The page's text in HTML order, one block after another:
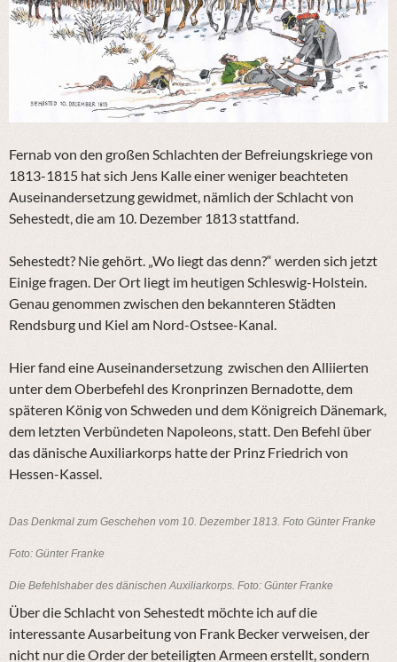
Fernab von den großen Schlachten der Befreiungskriege von
1813-1815 hat sich Jens Kalle einer weniger beachteten
Auseinandersetzung gewidmet, nämlich der Schlacht von
Sehestedt, die am 10. Dezember 1813 stattfand.
Sehestedt? Nie gehört. „Wo liegt das denn?“ werden sich jetzt
Einige fragen. Der Ort liegt im heutigen Schleswig-Holstein.
Genau genommen zwischen den bekannteren Städten
Rendsburg und Kiel am Nord-Ostsee-Kanal.
Hier fand eine Auseinandersetzung zwischen den Alliierten
unter dem Oberbefehl des Kronprinzen Bernadotte, dem
späteren König von Schweden und dem Königreich Dänemark,
dem letzten Verbündeten Napoleons, statt. Den Befehl über
das dänische Auxiliarkorps hatte der Prinz Friedrich von
Hessen-Kassel.
Das Denkmal zum Geschehen vom 10. Dezember 1813. Foto Günter Franke
Foto: Günter Franke
Die Befehlshaber des dänischen Auxiliarkorps. Foto: Günter Franke
Über die Schlacht von Sehestedt möchte ich auf die
interessante Ausarbeitung von Frank Becker verweisen, der
nicht nur die Order der beteiligten Armeen erstellt, sondern